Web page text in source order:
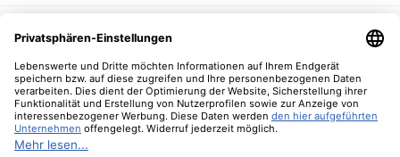
NEWSLETTER
* Alle Preise inkl. gesetzl. Mehrwertsteuer zzgl.
Nachnahmegebühren, wenn nicht anders angegeben.